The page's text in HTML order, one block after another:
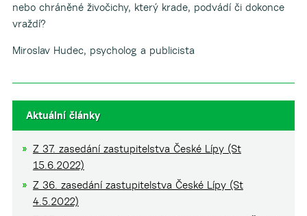
nebo chráněné živočichy, který krade, podvádí či dokonce
vraždí?
Miroslav Hudec, psycholog a publicista
Aktuální články
Z 37. zasedání zastupitelstva České Lípy (St
15.6.2022)
Z 36. zasedání zastupitelstva České Lípy (St
4.5.2022)